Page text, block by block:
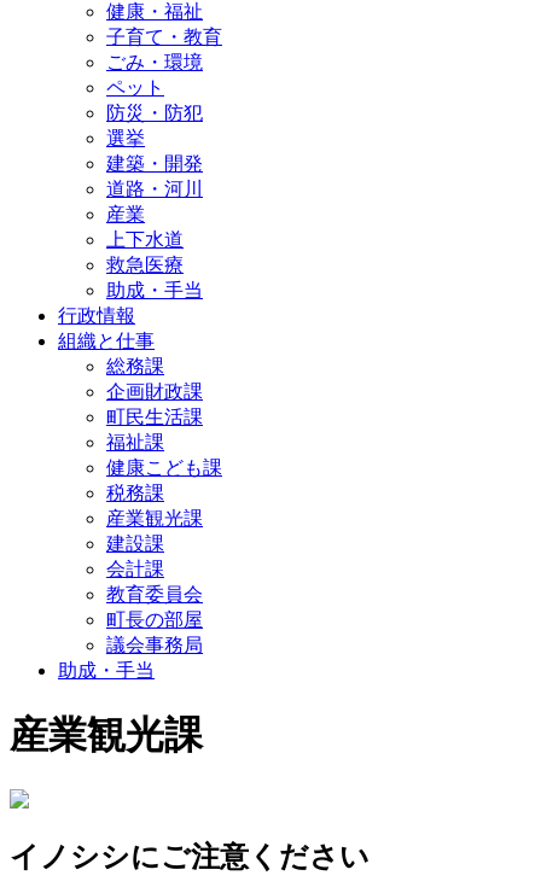
健康・福祉
子育て・教育
ごみ・環境
ペット
防災・防犯
選挙
建築・開発
道路・河川
産業
上下水道
救急医療
助成・手当
行政情報
組織と仕事
総務課
企画財政課
町民生活課
福祉課
健康こども課
税務課
産業観光課
建設課
会計課
教育委員会
町長の部屋
議会事務局
助成・手当
産業観光課
イノシシにご注意ください